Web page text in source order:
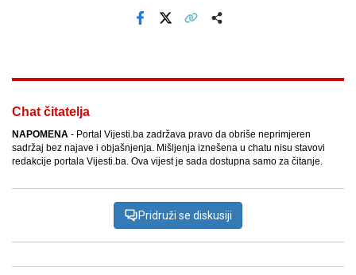
Chat čitatelja
NAPOMENA - Portal Vijesti.ba zadržava pravo da obriše neprimjeren
sadržaj bez najave i objašnjenja. Mišljenja iznešena u chatu nisu stavovi
redakcije portala Vijesti.ba. Ova vijest je sada dostupna samo za čitanje.
Pridruži se diskusiji